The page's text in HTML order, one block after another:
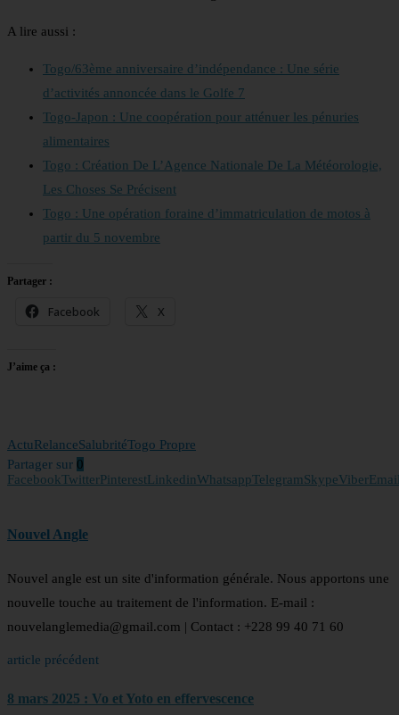
A lire aussi :
Togo/63ème anniversaire d’indépendance : Une série
d’activités annoncée dans le Golfe 7
Togo-Japon : Une coopération pour atténuer les pénuries
alimentaires
Togo : Création De L’Agence Nationale De La Météorologie,
Les Choses Se Précisent
Togo : Une opération foraine d’immatriculation de motos à
partir du 5 novembre
Partager :
Facebook X
J’aime ça :
ActuRelanceSalubritéTogo Propre
Partager sur 0
FacebookTwitterPinterestLinkedinWhatsappTelegramSkypeViber
Nouvel Angle
Nouvel angle est un site d'information générale. Nous apportons une
nouvelle touche au traitement de l'information. E-mail :
nouvelanglemedia@gmail.com | Contact : +228 99 40 71 60
article précédent
8 mars 2025 : Vo et Yoto en effervescence